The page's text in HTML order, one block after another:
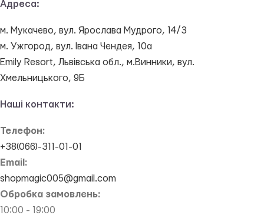
Адреса:
м. Мукачево, вул. Ярослава Мудрого, 14/3
м. Ужгород, вул. Івана Чендея, 10а
Emily Resort, Львівська обл., м.Винники, вул.
Хмельницького, 9Б
Наші контакти:
Телефон:
+38(066)-311-01-01
Email:
shopmagic005@gmail.com
Обробка замовлень:
10:00 - 19:00